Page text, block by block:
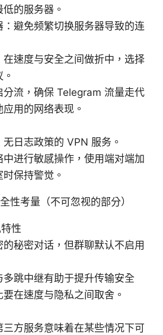
的服务器。
：避免频繁切换服务器导致的连
在速度与安全之间做折中，选择
分流，确保 Telegram 流量走代
用的网络表现。
日志政策的 VPN 服务。
进行敏感操作，使用端对端加
保持警觉。
性考量（不可忽视的部分）
性
秘密对话，但群聊默认不启用
多跳中继有助于提升传输安全
在速度与隐私之间取舍。
三方服务意味着在某些情况下可